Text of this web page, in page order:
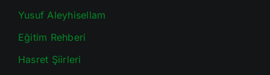
Yusuf Aleyhisellam
Eğitim Rehberi
Hasret Şiirleri